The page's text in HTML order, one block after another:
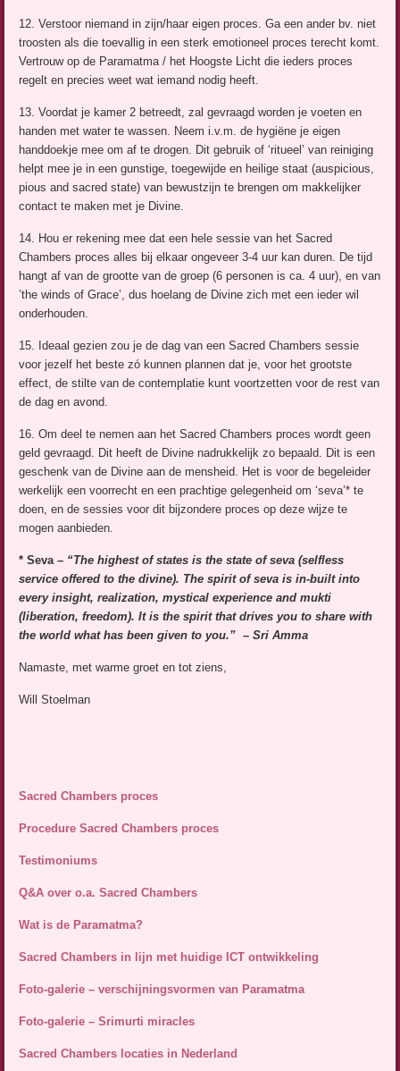
12. Verstoor niemand in zijn/haar eigen proces. Ga een ander bv. niet
troosten als die toevallig in een sterk emotioneel proces terecht komt.
Vertrouw op de Paramatma / het Hoogste Licht die ieders proces
regelt en precies weet wat iemand nodig heeft.
13. Voordat je kamer 2 betreedt, zal gevraagd worden je voeten en
handen met water te wassen. Neem i.v.m. de hygiëne je eigen
handdoekje mee om af te drogen. Dit gebruik of ‘ritueel’ van reiniging
helpt mee je in een gunstige, toegewijde en heilige staat (auspicious,
pious and sacred state) van bewustzijn te brengen om makkelijker
contact te maken met je Divine.
14. Hou er rekening mee dat een hele sessie van het Sacred
Chambers proces alles bij elkaar ongeveer 3-4 uur kan duren. De tijd
hangt af van de grootte van de groep (6 personen is ca. 4 uur), en van
’the winds of Grace’, dus hoelang de Divine zich met een ieder wil
onderhouden.
15. Ideaal gezien zou je de dag van een Sacred Chambers sessie
voor jezelf het beste zó kunnen plannen dat je, voor het grootste
effect, de stilte van de contemplatie kunt voortzetten voor de rest van
de dag en avond.
16. Om deel te nemen aan het Sacred Chambers proces wordt geen
geld gevraagd. Dit heeft de Divine nadrukkelijk zo bepaald. Dit is een
geschenk van de Divine aan de mensheid. Het is voor de begeleider
werkelijk een voorrecht en een prachtige gelegenheid om ‘seva’* te
doen, en de sessies voor dit bijzondere proces op deze wijze te
mogen aanbieden.
* Seva – “The highest of states is the state of seva (selfless
service offered to the divine). The spirit of seva is in-built into
every insight, realization, mystical experience and mukti
(liberation, freedom). It is the spirit that drives you to share with
the world what has been given to you.”– Sri Amma
Namaste, met warme groet en tot ziens,
Will Stoelman
Sacred Chambers proces
Procedure Sacred Chambers proces
Testimoniums
Q&A over o.a. Sacred Chambers
Wat is de Paramatma?
Sacred Chambers in lijn met huidige ICT ontwikkeling
Foto-galerie – verschijningsvormen van Paramatma
Foto-galerie – Srimurti miracles
Sacred Chambers locaties in Nederland